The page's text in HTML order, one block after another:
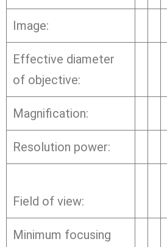
Image:
Effective diameter
of objective:
Magnification:
Resolution power:
Field of view:
Minimum focusing